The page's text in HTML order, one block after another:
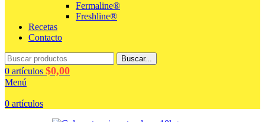
Fermaline®
Freshline®
Recetas
Contacto
Buscar...
0 artículos $0,00
Menú
0 artículos